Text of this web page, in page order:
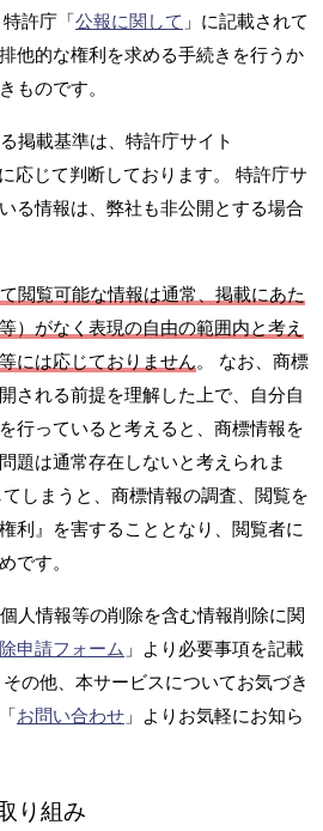
許庁「公報に関して 」に記載されて
他的な権利を求める手続きを行うか
ものです。
掲載基準は、特許庁サイト
応じて判断しております。 特許庁サ
る情報は、弊社も非公開とする場合
閲覧可能な情報は通常、掲載にあた
）がなく表現の自由の範囲内と考え
には応じておりません。 なお、商標
される前提を理解した上で、自分自
行っていると考えると、商標情報を
題は通常存在しないと考えられま
しまうと、商標情報の調査、閲覧を
利』を害することとなり、閲覧者に
です。
人情報等の削除を含む情報削除に関
申請フォーム 」より必要事項を記載
の他、本サービスについてお気づき
お問い合わせ 」よりお気軽にお知ら
り組み